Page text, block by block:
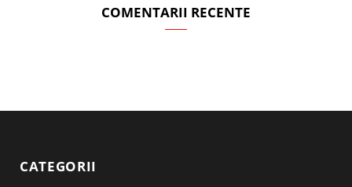
COMENTARII RECENTE
CATEGORII